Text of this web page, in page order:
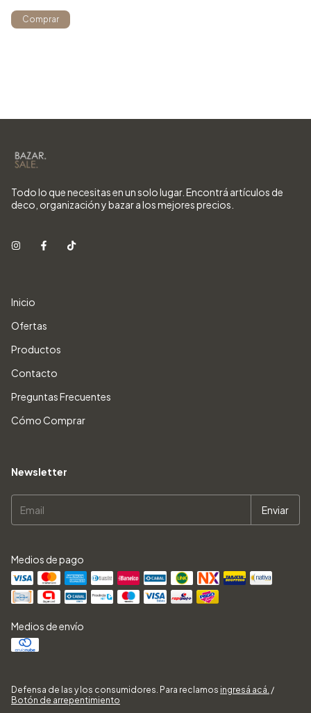
Comprar
Todo lo que necesitas en un solo lugar. Encontrá artículos de
deco, organización y bazar a los mejores precios.
Inicio
Ofertas
Productos
Contacto
Preguntas Frecuentes
Cómo Comprar
Newsletter
Medios de pago
Medios de envío
Defensa de las y los consumidores. Para reclamos ingresá acá. /
Botón de arrepentimiento